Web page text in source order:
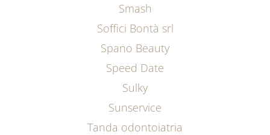
Smash
Soffici Bontà srl
Spano Beauty
Speed Date
Sulky
Sunservice
Tanda odontoiatria